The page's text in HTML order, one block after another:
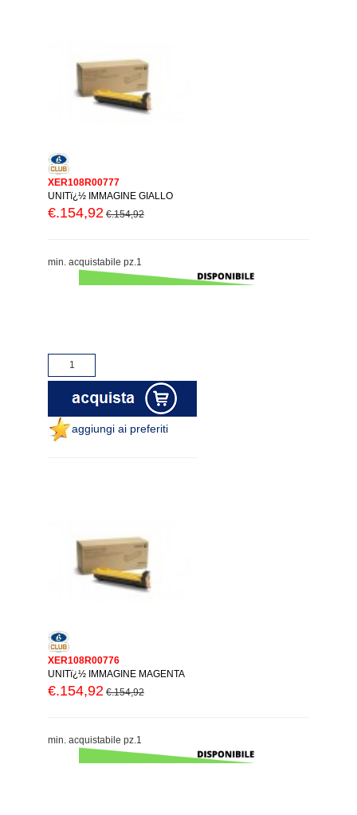
XER108R00777
UNITï¿½ IMMAGINE GIALLO
€.154,92 €.154,92
min. acquistabile pz.1
aggiungi ai preferiti
XER108R00776
UNITï¿½ IMMAGINE MAGENTA
€.154,92 €.154,92
min. acquistabile pz.1